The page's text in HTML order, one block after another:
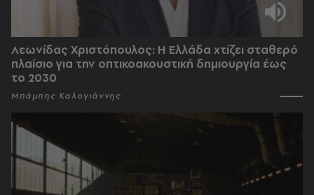
Λεωνίδας Χριστόπουλος: Η Ελλάδα χτίζει σταθερό
πλαίσιο για την οπτικοακουστική δημιουργία έως
το 2030
Μπάμπης Καλογιάννης